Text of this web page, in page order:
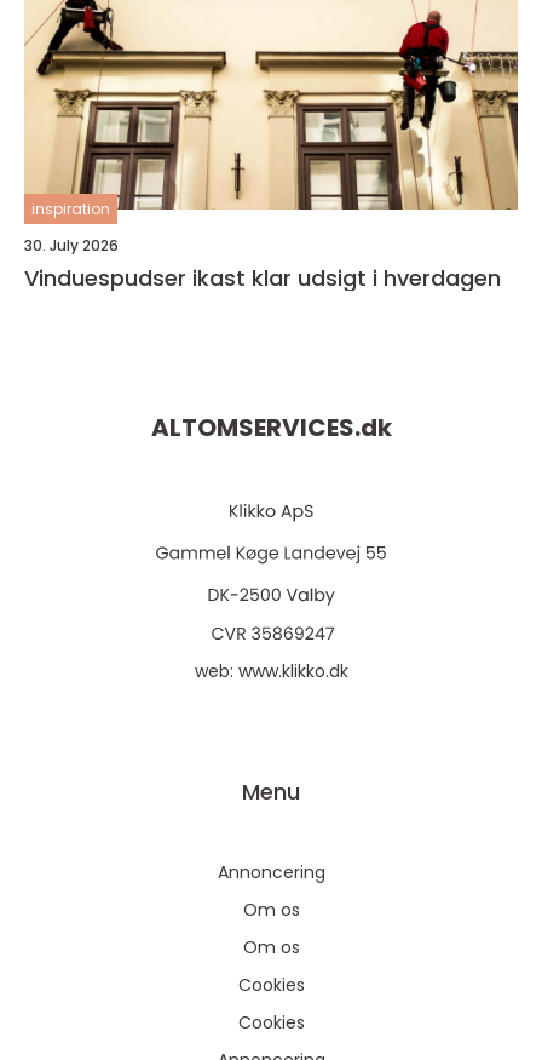
inspiration
30. July 2026
Vinduespudser ikast klar udsigt i hverdagen
ALTOMSERVICES.dk
web: www.klikko.dk
Menu
Annoncering
Om os
Om os
Cookies
Cookies